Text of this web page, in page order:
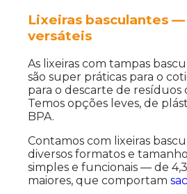
Lixeiras basculantes
versáteis
As lixeiras com tampas
são super práticas para o
para o descarte de resíduos
Temos opções leves, de
BPA.
Contamos com lixeiras
diversos formatos e
simples e funcionais — de
maiores, que comportam